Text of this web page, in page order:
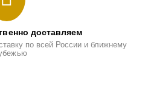
доставляем
по всей России и ближнему